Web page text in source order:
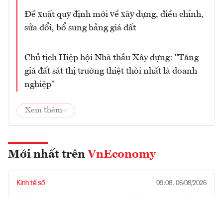
Đề xuất quy định mới về xây dựng, điều chỉnh,
sửa đổi, bổ sung bảng giá đất
Chủ tịch Hiệp hội Nhà thầu Xây dựng: "Tăng
giá đất sát thị trường thiệt thòi nhất là doanh
nghiệp"
Xem thêm
Mới nhất trên VnEconomy
Kinh tế số 09:08, 06/08/2026